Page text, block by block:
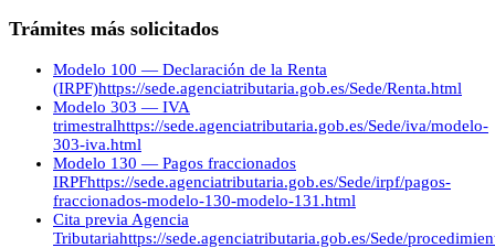
Trámites más solicitados
Modelo 100 — Declaración de la Renta
(IRPF)https://sede.agenciatributaria.gob.es/Sede/Renta.html
Modelo 303 — IVA
trimestralhttps://sede.agenciatributaria.gob.es/Sede/iva/modelo-
303-iva.html
Modelo 130 — Pagos fraccionados
IRPFhttps://sede.agenciatributaria.gob.es/Sede/irpf/pagos-
fraccionados-modelo-130-modelo-131.html
Cita previa Agencia
Tributariahttps://sede.agenciatributaria.gob.es/Sede/